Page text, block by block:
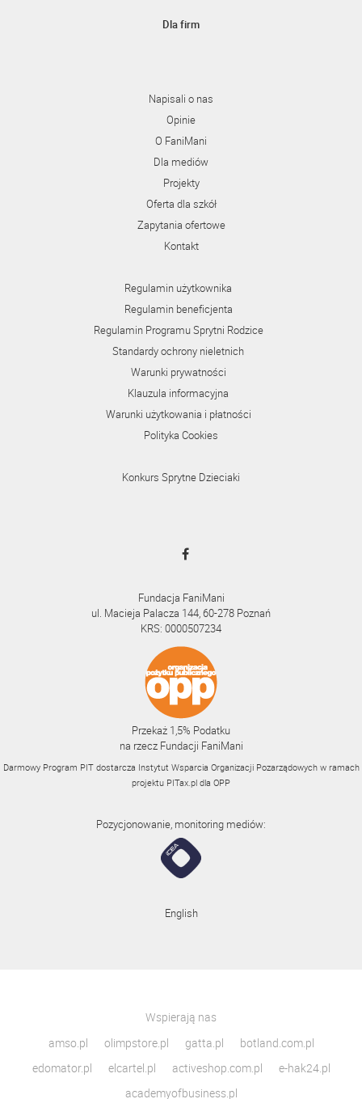
Dla firm
Napisali o nas
Opinie
O FaniMani
Dla mediów
Projekty
Oferta dla szkół
Zapytania ofertowe
Kontakt
Regulamin użytkownika
Regulamin beneficjenta
Regulamin Programu Sprytni Rodzice
Standardy ochrony nieletnich
Warunki prywatności
Klauzula informacyjna
Warunki użytkowania i płatności
Polityka Cookies
Konkurs Sprytne Dzieciaki
Fundacja FaniMani
ul. Macieja Palacza 144, 60-278 Poznań
KRS: 0000507234
Przekaż 1,5% Podatku
na rzecz Fundacji FaniMani
Darmowy Program PIT dostarcza Instytut Wsparcia Organizacji Pozarządowych w ramach
projektu PITax.pl dla OPP
Pozycjonowanie, monitoring mediów:
English
Wspierają nas
amso.pl
olimpstore.pl gatta.pl
botland.com.pl
edomator.pl
elcartel.pl activeshop.com.pl
e-hak24.pl
academyofbusiness.pl